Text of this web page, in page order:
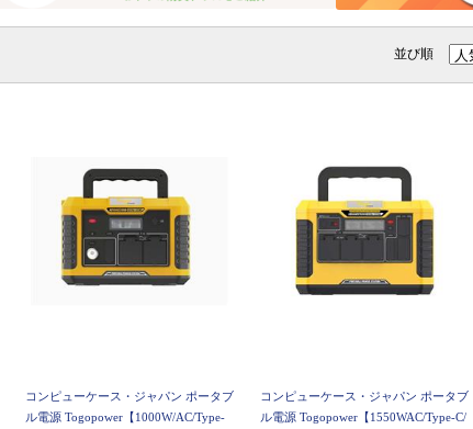
並び順
コンピューケース・ジャパン ポータブ
ル電源 Togopower【1000W/AC/Type-
コンピューケース・ジャパン ポータブ
ル電源 Togopower【1550WAC/Type-C/